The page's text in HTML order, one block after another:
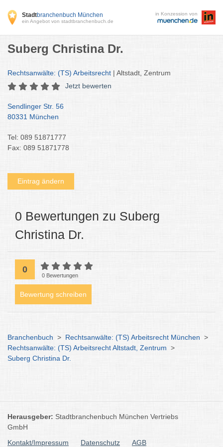
Stadtbranchenbuch München
ein Angebot von stadtbranchenbuch.de
in Konzession von
Suberg Christina Dr.
Rechtsanwälte: (TS) Arbeitsrecht | Altstadt, Zentrum
Jetzt bewerten
Sendlinger Str. 56
80331 München
Tel: 089 51871777
Fax: 089 51871778
Eintrag ändern
0 Bewertungen zu Suberg
Christina Dr.
0
0 Bewertungen
Bewertung schreiben
Branchenbuch > Rechtsanwälte: (TS) Arbeitsrecht München >
Rechtsanwälte: (TS) Arbeitsrecht Altstadt, Zentrum >
Suberg Christina Dr.
Herausgeber: Stadtbranchenbuch München Vertriebs
GmbH
Kontakt/Impressum
Datenschutz AGB